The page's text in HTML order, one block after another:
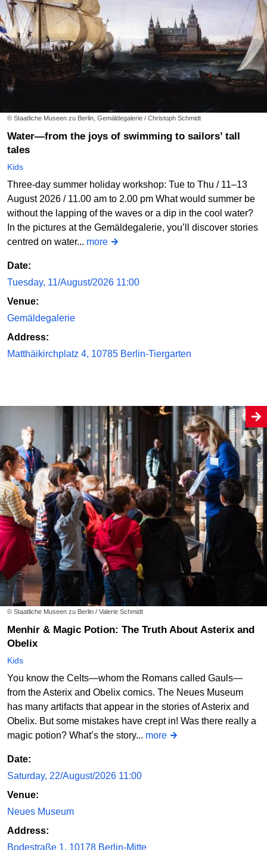
© Staatliche Museen zu Berlin, Gemäldegalerie / Christoph Schmidt
Water—from the joys of swimming to sailors’ tall
tales
Kids
Three-day summer holiday workshop: Tue to Thu / 11–13
August 2026 / 11.00 am to 2.00 pm What would summer be
without the lapping of the waves or a dip in the cool water?
In the pictures at the Gemäldegalerie, you’ll discover stories
centred on water... more
Date:
Tuesday, 11/August/2026 11:00
Venue:
Gemäldegalerie
Address:
Matthäikirchplatz 4, 10785 Berlin-Tiergarten
© Staatliche Museen zu Berlin / Valerie Schmidt
Menhir & Magic Potion: The Truth About Asterix and
Obelix
Kids
You know the Celts—whom the Romans called Gauls—
from the Asterix and Obelix comics. The Neues Museum
has many artifacts that appear in the stories of Asterix and
Obelix. But some mistakes have crept in! Was there really a
magic potion? What’s the story... more
Date:
Saturday, 22/August/2026 11:00
Venue:
Neues Museum
Address:
Bodestraße 1, 10178 Berlin-Mitte